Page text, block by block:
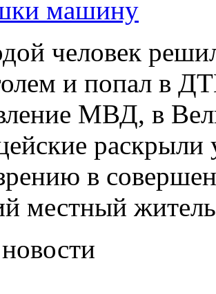
машину
человек
и попал в
МВД, в
в
местный